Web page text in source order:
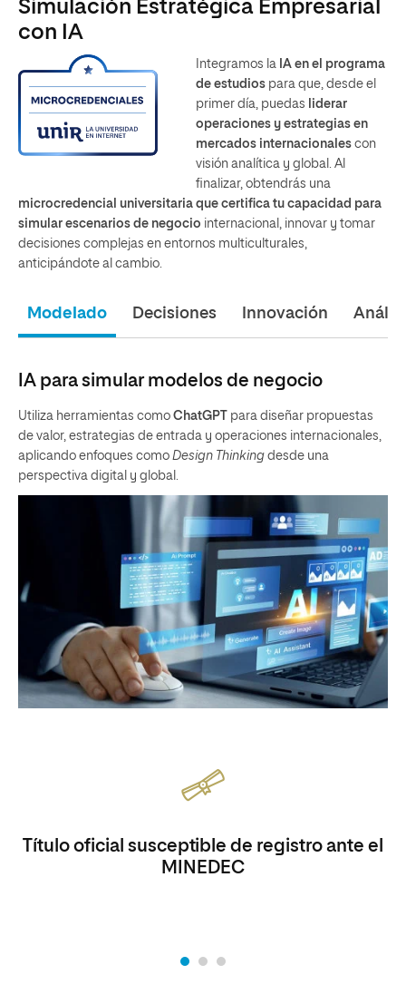
Simulación Estratégica Empresarial
con IA
Integramos la IA en el programa
de estudios para que, desde el
primer día, puedas
liderar
operaciones y estrategias en
mercados internacionales con
visión analítica y global. Al
finalizar, obtendrás una
microcredencial universitaria que certifica tu capacidad para
simular escenarios de negocio internacional, innovar y tomar
decisiones complejas en entornos multiculturales,
anticipándote al cambio.
Modelado Decisiones Innovación
IA para simular modelos de negocio
Utiliza herramientas como ChatGPT
para diseñar propuestas
de valor, estrategias de entrada y operaciones internacionales,
aplicando enfoques como Design Thinking desde una
perspectiva digital y global.
Título oficial susceptible de registro ante el
MINEDEC